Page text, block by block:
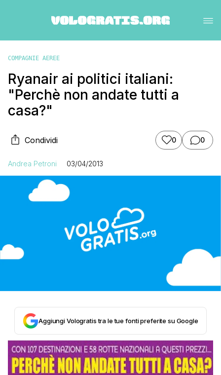
COMPAGNIE AEREE
Ryanair ai politici italiani:
"Perchè non andate tutti a
casa?"
Condividi 0 0
Andrea Petroni 03/04/2013
Aggiungi Vologratis tra le tue fonti preferite su Google